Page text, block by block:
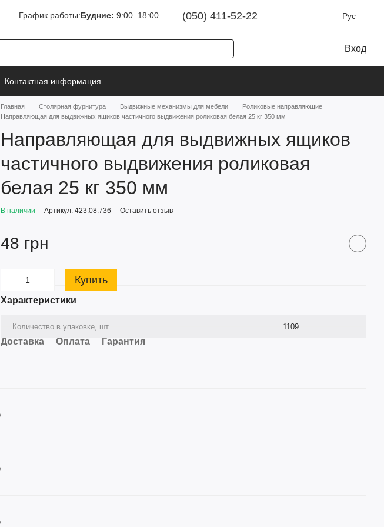
График работы:Будние: 9:00–18:00 (050) 411-52-22 Рус
Вход
Контактная информация
Главная Столярная фурнитура Выдвижные механизмы для мебели
Роликовые направляющие
Направляющая для выдвижных ящиков частичного выдвижения роликовая белая 25 кг 350 мм
Направляющая для выдвижных ящиков
частичного выдвижения роликовая
белая 25 кг 350 мм
В наличии Артикул: 423.08.736 Оставить отзыв
48 грн
Купить
Характеристики
Количество в упаковке, шт. 1109
Доставка Оплата Гарантия